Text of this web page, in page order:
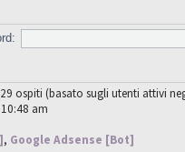
ospiti (basato sugli utenti attivi
am
, Google Adsense [Bot]